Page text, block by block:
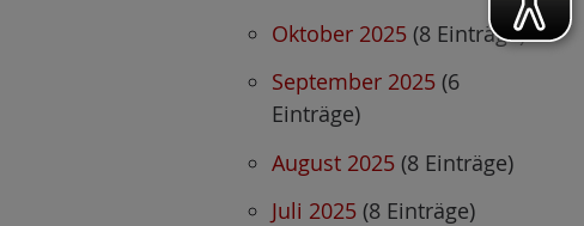
Oktober 2025 (8 Einträge)
September 2025 (6
Einträge)
August 2025 (8 Einträge)
Juli 2025 (8 Einträge)